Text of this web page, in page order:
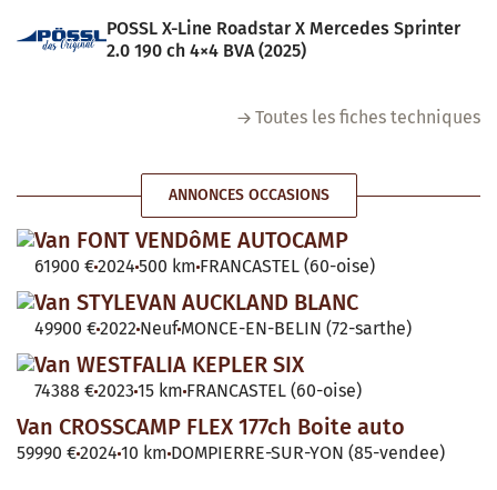
POSSL X-Line Roadstar X Mercedes Sprinter
2.0 190 ch 4×4 BVA (2025)
Toutes les fiches techniques
ANNONCES OCCASIONS
Van FONT VENDôME AUTOCAMP
61900 €2024 500 km FRANCASTEL (60-oise)
Van STYLEVAN AUCKLAND BLANC
49900 €2022 Neuf MONCE-EN-BELIN (72-sarthe)
Van WESTFALIA KEPLER SIX
74388 €2023 15 km FRANCASTEL (60-oise)
Van CROSSCAMP FLEX 177ch Boite auto
59990 €2024 10 km DOMPIERRE-SUR-YON (85-vendee)